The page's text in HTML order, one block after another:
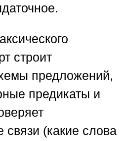
строит
предложений,
предикаты и
связи (какие слова